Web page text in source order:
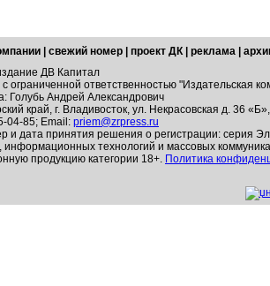
свежий номер проект ДК реклама
ДВ Капитал
ограниченной ответственностью "Издательская
Голубь Андрей Александрович
край, г. Владивосток, ул. Некрасовская д. 36
04-85; Email: priem@zrpress.ru
и дата принятия решения о регистрации: серия
информационных технологий и массовых
продукцию категории 18+. Политика